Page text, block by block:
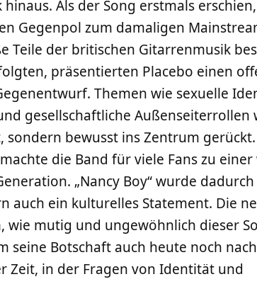
Als der Song erstmals
Gegenpol zum damaligen
Teile der britischen Gitarrenmusik
präsentierten Placebo einen
Themen wie sexuelle
gesellschaftliche Außenseiterrollen
sondern bewusst ins Zentrum
die Band für viele Fans zu
„Nancy Boy“ wurde
auch ein kulturelles Statement. Die
wie mutig und ungewöhnlich dieser
seine Botschaft auch heute noch
Zeit, in der Fragen von Identität und